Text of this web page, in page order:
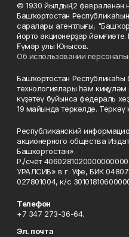
© 1930 йылдың 12
Башҡортостан
саралары агентлығы,
йорто акционерҙар
Ғүмәр улы Юнысов.
Об использовании
Башҡортостан
технологиялары һәм
күҙәтеү буйынса федераль
19 майында теркәлде.
Республиканский
акционерного общества
Башкортостан».
Р./счёт
УРАЛСИБ» в г. Уфе, БИК
027801004, к/с
Телефон
+7 347 273-36-64.
Эл. почта